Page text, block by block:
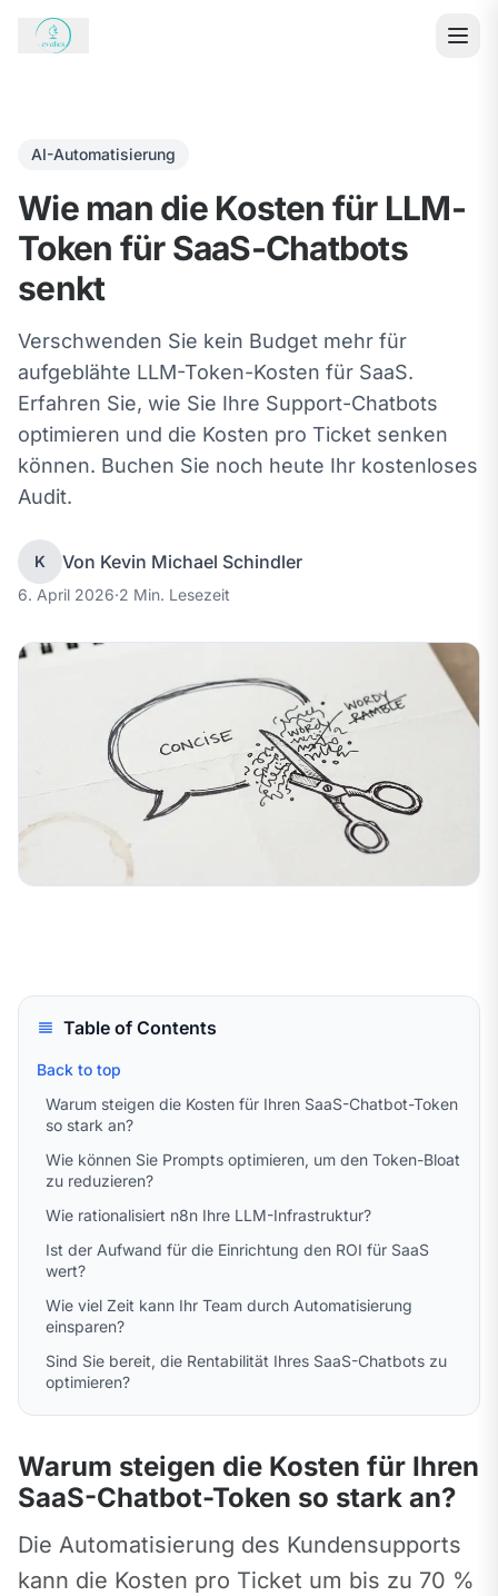
AI-Automatisierung
Wie man die Kosten für LLM-
Token für SaaS-Chatbots
senkt
Verschwenden Sie kein Budget mehr für
aufgeblähte LLM-Token-Kosten für SaaS.
Erfahren Sie, wie Sie Ihre Support-Chatbots
optimieren und die Kosten pro Ticket senken
können. Buchen Sie noch heute Ihr kostenloses
Audit.
K Von Kevin Michael Schindler
6. April 2026·2 Min. Lesezeit
Table of Contents
Back to top
Warum steigen die Kosten für Ihren SaaS-Chatbot-Token
so stark an?
Wie können Sie Prompts optimieren, um den Token-Bloat
zu reduzieren?
Wie rationalisiert n8n Ihre LLM-Infrastruktur?
Ist der Aufwand für die Einrichtung den ROI für SaaS
wert?
Wie viel Zeit kann Ihr Team durch Automatisierung
einsparen?
Sind Sie bereit, die Rentabilität Ihres SaaS-Chatbots zu
optimieren?
Warum steigen die Kosten für Ihren
SaaS-Chatbot-Token so stark an?
Die Automatisierung des Kundensupports
kann die Kosten pro Ticket um bis zu 70 %